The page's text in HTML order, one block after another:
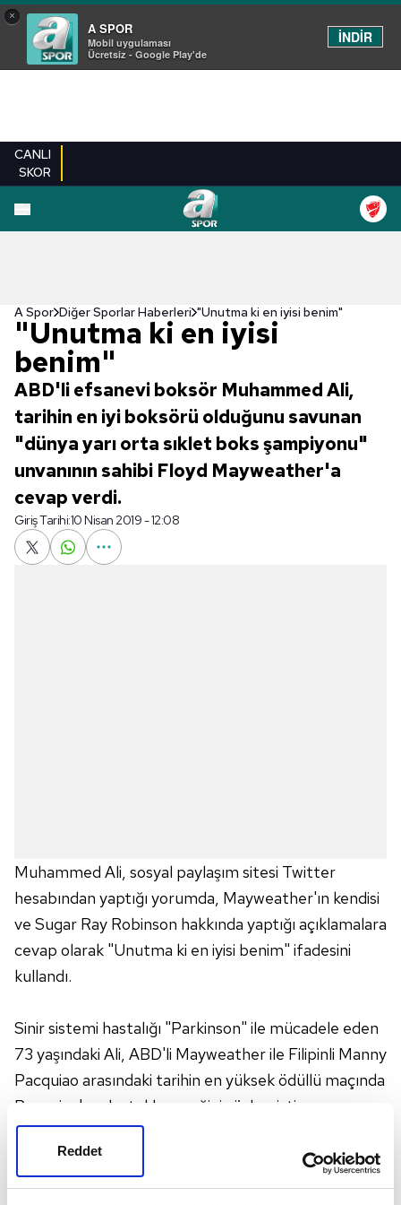
Reddet
×
A SPOR
Mobil uygulaması
Ücretsiz - Google Play'de
İNDİR
CANLI
SKOR
A Spor Diğer Sporlar Haberleri "Unutma ki en iyisi benim"
"Unutma ki en iyisi
benim"
ABD'li efsanevi boksör Muhammed Ali,
tarihin en iyi boksörü olduğunu savunan
"dünya yarı orta sıklet boks şampiyonu"
unvanının sahibi Floyd Mayweather'a
cevap verdi.
Giriş Tarihi:10 Nisan 2019 - 12:08
Muhammed Ali, sosyal paylaşım sitesi Twitter
hesabından yaptığı yorumda, Mayweather'ın kendisi
ve Sugar Ray Robinson hakkında yaptığı açıklamalara
cevap olarak "Unutma ki en iyisi benim" ifadesini
kullandı.
Sinir sistemi hastalığı "Parkinson" ile mücadele eden
73 yaşındaki Ali, ABD'li Mayweather ile Filipinli Manny
Pacquiao arasındaki tarihin en yüksek ödüllü maçında
Pacquiao'yu destekleyeceğini söylemişti.
Mayweather ise sonrasında yaptığı açıklamada,
"Kimse Muhammed Ali ve Sugar Ray Robinson'ın